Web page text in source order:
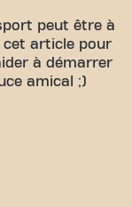
peut être à
cet article pour
à démarrer
amical ;)